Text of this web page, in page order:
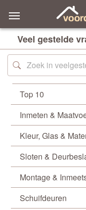
Veel gestelde
Top 10
Inmeten &
Kleur, Glas &
Sloten &
Montage &
Schuifdeuren